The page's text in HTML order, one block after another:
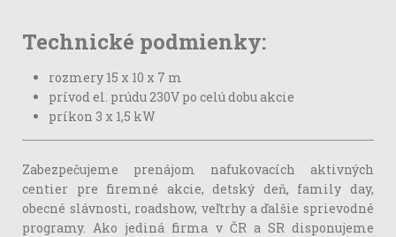
Technické podmienky:
rozmery 15 x 10 x 7 m
prívod el. prúdu 230V po celú dobu akcie
príkon 3 x 1,5 kW
Zabezpečujeme prenájom nafukovacích aktivných
centier pre firemné akcie, detský deň, family day,
obecné slávnosti, roadshow, veľtrhy a ďalšie sprievodné
programy. Ako jediná firma v ČR a SR disponujeme